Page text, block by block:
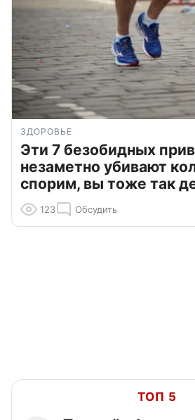
ЗДОРОВЬЕ
Эти 7 безобидных
незаметно убивают
спорим, вы тоже так
123 Обсудить
ТОП 5